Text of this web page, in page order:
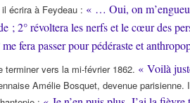
écrira à Feydeau : « … Oui, on
; 2° révoltera les nerfs et le cœur des
fera passer pour pédéraste et
terminer vers la mi-février 1862. « Voilà
Amélie Bosquet, devenue